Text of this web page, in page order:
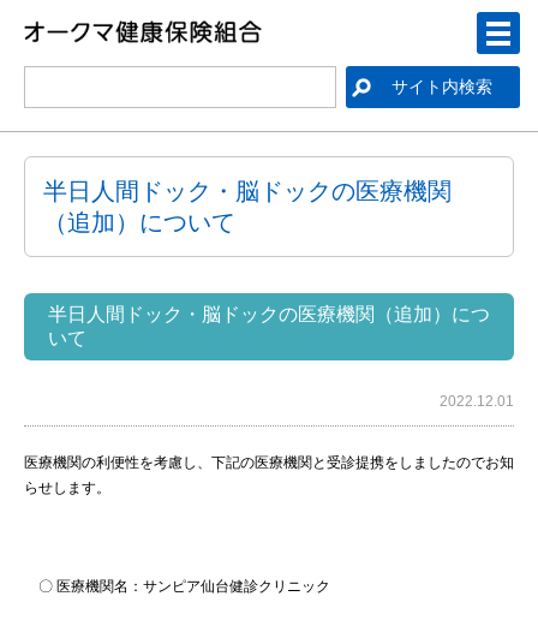
半日人間ドック・脳ドックの医療機関
（追加）について
半日人間ドック・脳ドックの医療機関（追加）につ
いて
2022.12.01
医療機関の利便性を考慮し、下記の医療機関と受診提携をしましたのでお知
らせします。
〇 医療機関名：サンピア仙台健診クリニック